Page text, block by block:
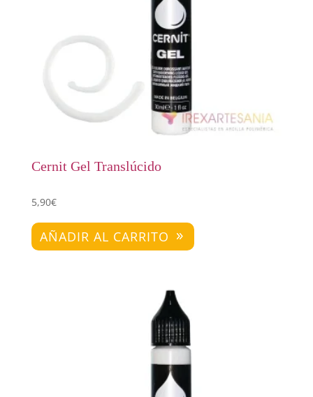
Cernit Gel Translúcido
5,90€
AÑADIR AL CARRITO